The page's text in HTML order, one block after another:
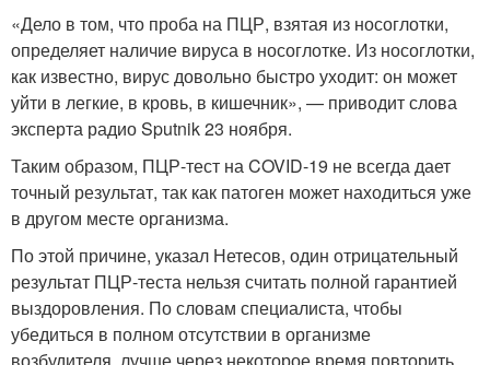
«Дело в том, что проба на ПЦР, взятая из носоглотки,
определяет наличие вируса в носоглотке. Из носоглотки,
как известно, вирус довольно быстро уходит: он может
уйти в легкие, в кровь, в кишечник», — приводит слова
эксперта радио Sputnik 23 ноября.
Таким образом, ПЦР-тест на COVID-19 не всегда дает
точный результат, так как патоген может находиться уже
в другом месте организма.
По этой причине, указал Нетесов, один отрицательный
результат ПЦР-теста нельзя считать полной гарантией
выздоровления. По словам специалиста, чтобы
убедиться в полном отсутствии в организме
возбудителя, лучше через некоторое время повторить